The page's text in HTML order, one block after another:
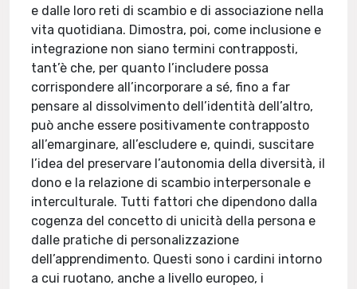
e dalle loro reti di scambio e di associazione nella
vita quotidiana. Dimostra, poi, come inclusione e
integrazione non siano termini contrapposti,
tant’è che, per quanto l’includere possa
corrispondere all’incorporare a sé, fino a far
pensare al dissolvimento dell’identità dell’altro,
può anche essere positivamente contrapposto
all’emarginare, all’escludere e, quindi, suscitare
l’idea del preservare l’autonomia della diversità, il
dono e la relazione di scambio interpersonale e
interculturale. Tutti fattori che dipendono dalla
cogenza del concetto di unicità della persona e
dalle pratiche di personalizzazione
dell’apprendimento. Questi sono i cardini intorno
a cui ruotano, anche a livello europeo, i